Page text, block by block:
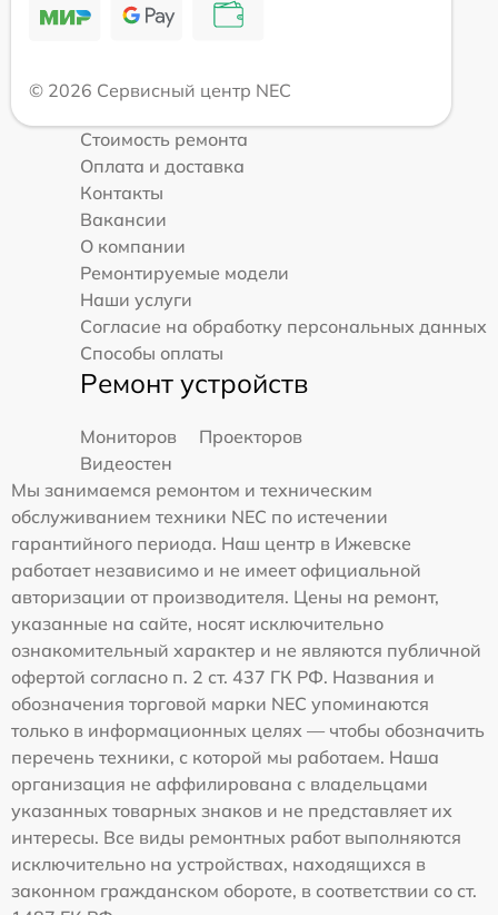
© 2026 Сервисный центр NEC
Стоимость ремонта
Оплата и доставка
Контакты
Вакансии
О компании
Ремонтируемые модели
Наши услуги
Согласие на обработку персональных данных
Способы оплаты
Ремонт устройств
Мониторов
Проекторов
Видеостен
Мы занимаемся ремонтом и техническим
обслуживанием техники NEC по истечении
гарантийного периода. Наш центр в Ижевске
работает независимо и не имеет официальной
авторизации от производителя. Цены на ремонт,
указанные на сайте, носят исключительно
ознакомительный характер и не являются публичной
офертой согласно п. 2 ст. 437 ГК РФ. Названия и
обозначения торговой марки NEC упоминаются
только в информационных целях — чтобы обозначить
перечень техники, с которой мы работаем. Наша
организация не аффилирована с владельцами
указанных товарных знаков и не представляет их
интересы. Все виды ремонтных работ выполняются
исключительно на устройствах, находящихся в
законном гражданском обороте, в соответствии со ст.